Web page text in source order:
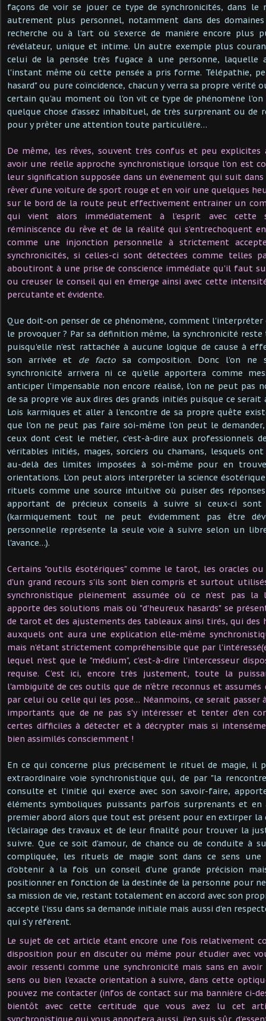
façons de voir se jouer ce type de synchronicités, dans le
autrement plus personnel, notamment dans des
recherche ou à l'art où s'exerce de manière encore plus
révélateur, unique et intime. Un autre exemple plus
celui de la pensée très fugace à une personne, laquelle
l'instant même où cette pensée a pris forme. Télépathie,
hasard" ou pure coïncidence, chacun y verra sa propre vérité
certain qu'au moment où l'on vit ce type de phénomène l'on
quelque chose d'assez inhabituel, de très surprenant ou de
pour y prêter une attention toute particulière…
De même, les rêves, souvent très confus et peu explicites
avoir une réelle approche synchronistique lorsque l'on est
leur signification supposée dans un évènement qui suit
rêver d'une voiture de sport rouge et en voir une quelques
sur le bord de la route peut effectivement entrainer un
qui vient alors immédiatement à l'esprit avec cette
réminiscence du rêve et de la réalité qui s'entrechoquent
comme une injonction personnelle à strictement
synchronicités, si celles-ci sont détectées comme telles
aboutiront à une prise de conscience immédiate qu'il faut
ou creuser le conseil qui en émerge ainsi avec cette
percutante et évidente.
Que doit-on penser de ce phénomène, comment
le provoquer ? Par sa définition même, la synchronicité
puisqu'elle n'est rattachée à aucune logique de cause à
son arrivée et de factosa composition. Donc l'on ne
synchronicité arrivera ni ce qu'elle apportera comme
anticiper l'impensable non encore réalisé, l'on ne peut pas
de sa propre vie aux dires des grands initiés puisque ce
Lois karmiques et aller à l'encontre de sa propre quête
que l'on ne peut pas faire soi-même l'on peut le
ceux dont c'est le métier, c'est-à-dire aux professionnels
véritables initiés, mages, sorciers ou chamans, lesquels
au-delà des limites imposées à soi-même pour en
orientations. L'on peut alors interpréter la science
rituels comme une source intuitive où puiser des
apportant de précieux conseils à suivre si ceux-ci sont
(karmiquement tout ne peut évidemment pas être
personnelle représente la seule voie à suivre selon un
l'avance…).
Certains "outils ésotériques" comme le tarot, les oracles
d'un grand recours s'ils sont bien compris et surtout
synchronistique pleinement assumée où ce n'est pas la
apporte des solutions mais où "d'heureux hasards" se
de tarot et des ajustements des tableaux ainsi tirés, qui des
auxquels ont aura une explication elle-même
mais n'étant strictement compréhensible que par
lequel n'est que le "médium", c'est-à-dire l'intercesseur
requise. C'est ici, encore très justement, toute la
l'ambiguïté de ces outils que de n'être reconnus et assumés
par celui ou celle qui les pose… Néanmoins, ce serait passer
importants que de ne pas s'y intéresser et tenter d'en
certes difficiles à détecter et à décrypter mais si
bien assimilés consciemment !
En ce qui concerne plus précisément le rituel de magie, il
extraordinaire voie synchronistique qui, de par "la
consulte et l'initié qui exerce avec son savoir-faire,
éléments symboliques puissants parfois surprenants et en
premier abord alors que tout est présent pour en extirper la
l'éclairage des travaux et de leur finalité pour trouver la
suivre. Que ce soit d'amour, de chance ou de conduite à
compliquée, les rituels de magie sont dans ce sens
d'obtenir à la fois un conseil d'une grande précision
positionner en fonction de la destinée de la personne pour
sa mission de vie, restant totalement en accord avec son
accepté l'issu dans sa demande initiale mais aussi d'en
qui s'y réfèrent.
Le sujet de cet article étant encore une fois relativement
disposition pour en discuter ou même pour étudier avec
avoir ressenti comme une synchronicité mais sans en
sens ou bien l'exacte orientation à suivre, dans cette
pouvez me contacter (infos de contact sur ma bannière ci-
bientôt avec cette certitude que vous avez lu cet